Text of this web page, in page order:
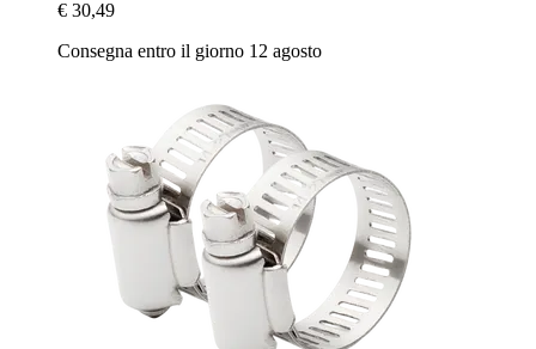
€ 30,49
Consegna entro il giorno 12 agosto